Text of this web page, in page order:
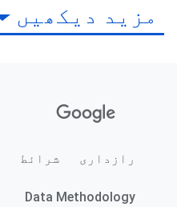
مزید دیکھیں
رازداری شرائط
Data Methodology